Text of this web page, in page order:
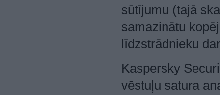
sūtījumu (tajā
samazinātu
līdzstrādnieku
Kaspersky
vēstuļu satura